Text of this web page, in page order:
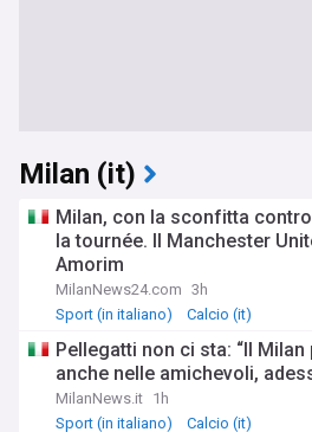
Milan (it)
Milan, con la sconfitta
la tournée. Il Manchester
Amorim
MilanNews24.com 3h
Sport (in italiano)
Calcio (it)
Pellegatti non ci sta: “Il
anche nelle amichevoli,
MilanNews.it 1h
Sport (in italiano)
Calcio (it)